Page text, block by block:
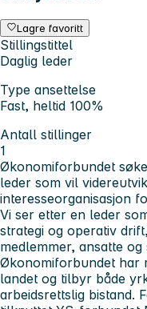
Lagre favoritt
Stillingstittel
Daglig leder
Type ansettelse
Fast, heltid 100%
Antall stillinger
1
Økonomiforbundet
leder som vil
interesseorganisasjon
Vi ser etter en leder
strategi og operativ
medlemmer, ansatte og
Økonomiforbundet har
landet og tilbyr både
arbeidsrettslig bistand.